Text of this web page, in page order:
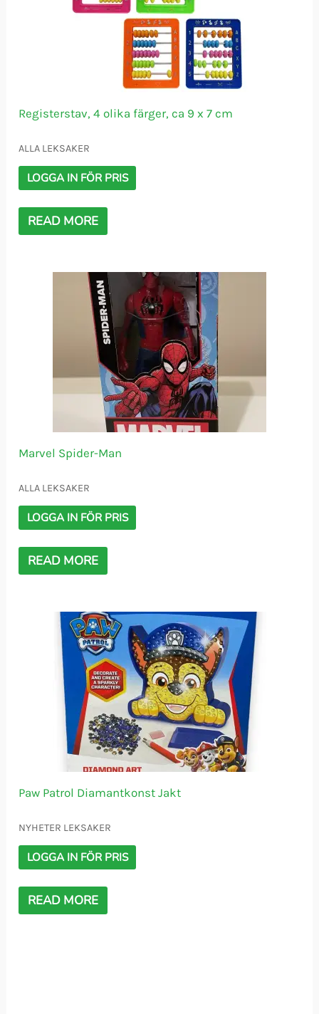
Registerstav, 4 olika färger, ca 9 x 7 cm
ALLA LEKSAKER
LOGGA IN FÖR PRIS
READ MORE
Marvel Spider-Man
ALLA LEKSAKER
LOGGA IN FÖR PRIS
READ MORE
Paw Patrol Diamantkonst Jakt
NYHETER LEKSAKER
LOGGA IN FÖR PRIS
READ MORE